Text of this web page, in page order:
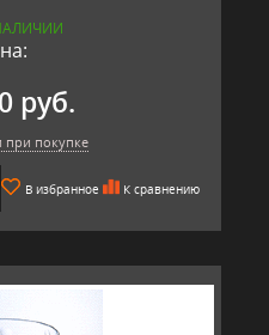
руб.
при покупке
В избранное К сравнению